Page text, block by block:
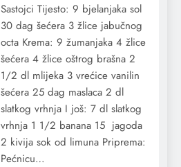
Sastojci Tijesto: 9 bjelanjaka sol
30 dag šećera 3 žlice jabučnog
octa Krema: 9 žumanjaka 4 žlice
šećera 4 žlice oštrog brašna 2
1/2 dl mlijeka 3 vrećice vanilin
šećera 25 dag maslaca 2 dl
slatkog vrhnja I još: 7 dl slatkog
vrhnja 1 1/2 banana 15 jagoda
2 kivija sok od limuna Priprema:
Pećnicu…